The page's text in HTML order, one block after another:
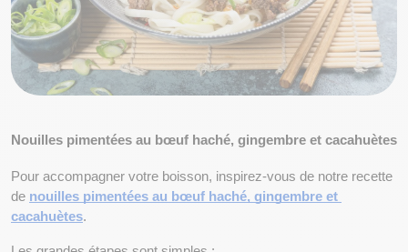
Nouilles pimentées au bœuf haché, gingembre et cacahuètes
Pour accompagner votre boisson, inspirez-vous de notre recette
de nouilles pimentées au bœuf haché, gingembre et
cacahuètes.